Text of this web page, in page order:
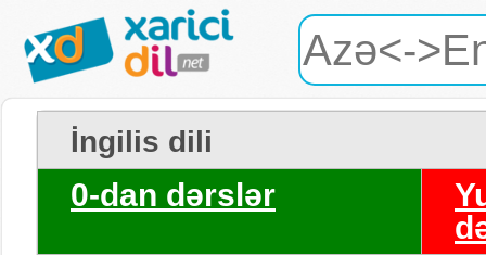
İngilis dili
0-dan dərslər